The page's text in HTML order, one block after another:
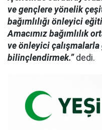
ve gençlere yönelik
bağımlılığı önleyici
Amacımız bağımlılık
ve önleyici
bilinçlendirmek.”dedi.